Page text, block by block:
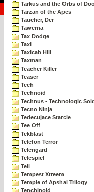
Tarkus and the Orbs of
Tarzan of the Apes
Taucher, Der
Tawerna
Tax Dodge
Taxi
Taxicab Hill
Taxman
Teacher Killer
Teaser
Tech
Technoid
Technus - Technologic
Tecno Ninja
Tedecujace Starcie
Tee Off
Tekblast
Telefon Terror
Telengard
Telespiel
Tell
Tempest Xtreem
Temple of Apshai Trilogy
Tenchinoid